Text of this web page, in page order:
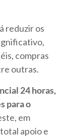
reduzir os
compras
outras.
24 horas,
para o
em
apoio e